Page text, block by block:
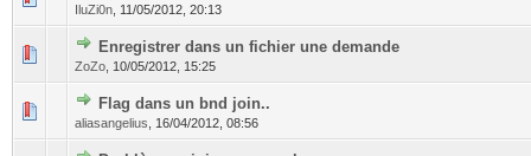
IluZi0n 11/05/2012, 20:13
Enregistrer dans un fichier une demande
ZoZo 10/05/2012, 15:25
Flag dans un bnd join..
aliasangelius 16/04/2012, 08:56